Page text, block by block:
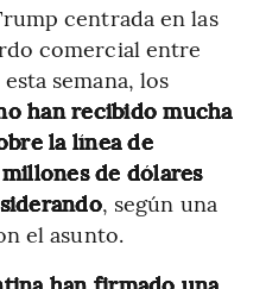
centrada en las
comercial entre
semana, los
han recibido mucha
la línea de
de dólares
, según una
el asunto.